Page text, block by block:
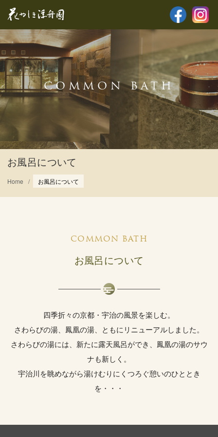
COMMON BATH
お風呂について
Home お風呂について
COMMON BATH
お風呂について
四季折々の京都・宇治の風景を楽しむ。
さわらびの湯、鳳凰の湯、ともにリニューアルしました。
さわらびの湯には、新たに露天風呂ができ、鳳凰の湯のサウ
ナも新しく。
宇治川を眺めながら湯けむりにくつろぐ憩いのひととき
を・・・